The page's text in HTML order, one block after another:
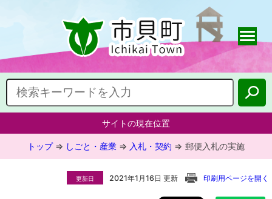
サイトの現在位置
トップ⇒ しごと・産業 ⇒ 入札・契約 ⇒ 郵便入札の実施
更新日 2021年1月16日 更新 印刷用ページを開く